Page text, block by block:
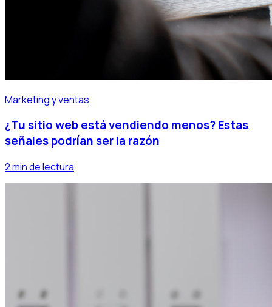
Marketing y ventas
¿Tu sitio web está vendiendo menos? Estas
señales podrían ser la razón
2 min de lectura